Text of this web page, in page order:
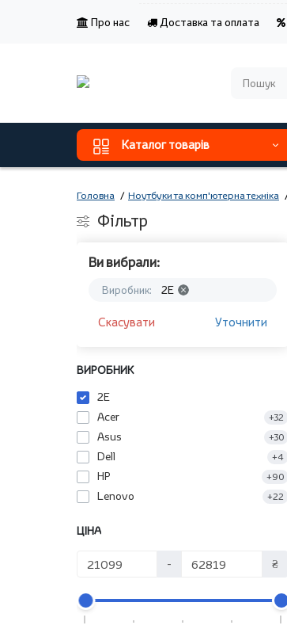
Про нас Доставка та оплата
Каталог товарів
Головна Ноутбуки та комп'ютерна техніка
Фільтр
Ви вибрали:
Виробник: 2E
Скасувати Уточнити
ВИРОБНИК
2E
Acer
+32
Asus +30
Dell +4
HP +90
Lenovo +22
ЦІНА
- ₴